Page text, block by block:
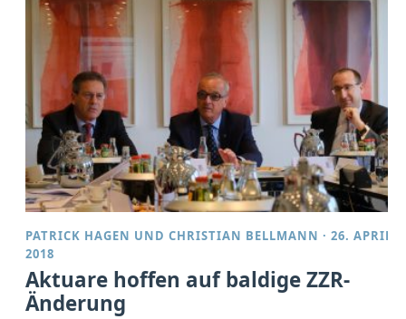
PATRICK HAGEN UNDCHRISTIAN BELLMANN ·26. APRIL
2018
Aktuare hoffen auf baldige ZZR-
Änderung